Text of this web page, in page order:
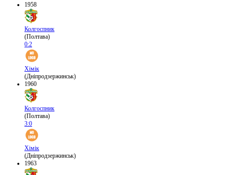
1958
Колгоспник
(Полтава)
0:2
Хімік
(Дніпродзержинськ)
1960
Колгоспник
(Полтава)
3:0
Хімік
(Дніпродзержинськ)
1963